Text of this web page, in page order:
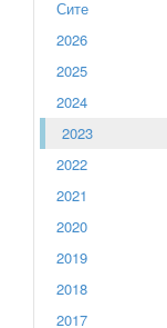
Сите
2026
2025
2024
2023
2022
2021
2020
2019
2018
2017